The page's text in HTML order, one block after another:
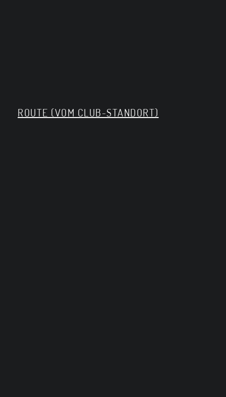
ROUTE (VOM CLUB-STANDORT)